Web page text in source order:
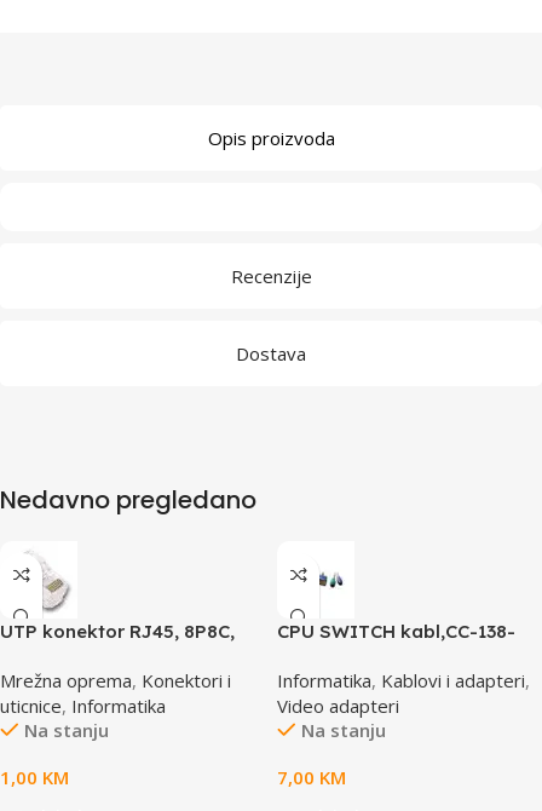
Opis proizvoda
Recenzije
Dostava
Nedavno pregledano
UTP konektor RJ45, 8P8C,
Mrežna oprema, Konektori i
uticnice, Informatika
Na stanju
1,00 KM
CPU SWITCH kabl,CC-138-
Informatika, Kablovi i adapteri,
Video adapteri
Na stanju
7,00 KM